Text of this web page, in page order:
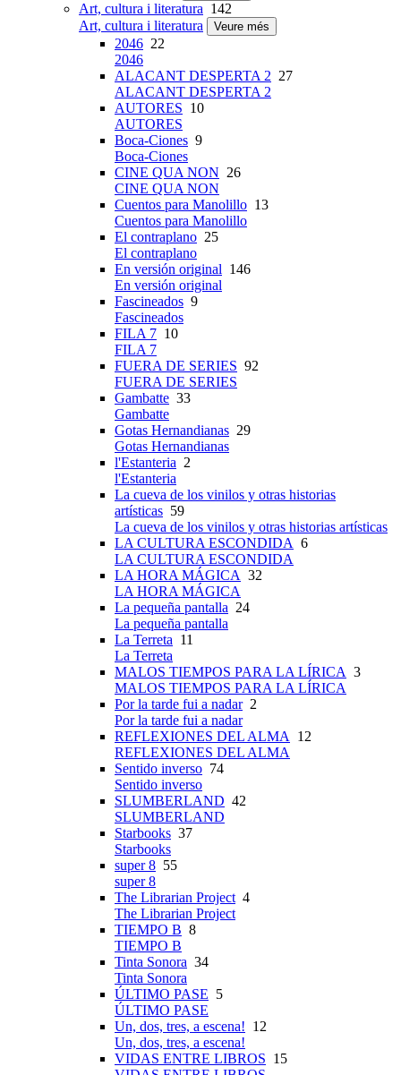
Art, cultura i literatura 142
Art, cultura i literatura
Veure més
2046 22
2046
ALACANT DESPERTA 2 27
ALACANT DESPERTA 2
AUTORES 10
AUTORES
Boca-Ciones 9
Boca-Ciones
CINE QUA NON 26
CINE QUA NON
Cuentos para Manolillo 13
Cuentos para Manolillo
El contraplano 25
El contraplano
En versión original 146
En versión original
Fascineados 9
Fascineados
FILA 7 10
FILA 7
FUERA DE SERIES 92
FUERA DE SERIES
Gambatte 33
Gambatte
Gotas Hernandianas 29
Gotas Hernandianas
l'Estanteria 2
l'Estanteria
La cueva de los vinilos y otras historias
artísticas 59
La cueva de los vinilos y otras historias artísticas
LA CULTURA ESCONDIDA 6
LA CULTURA ESCONDIDA
LA HORA MÁGICA 32
LA HORA MÁGICA
La pequeña pantalla 24
La pequeña pantalla
La Terreta 11
La Terreta
MALOS TIEMPOS PARA LA LÍRICA 3
MALOS TIEMPOS PARA LA LÍRICA
Por la tarde fui a nadar2
Por la tarde fui a nadar
REFLEXIONES DEL ALMA
12
REFLEXIONES DEL ALMA
Sentido inverso 74
Sentido inverso
SLUMBERLAND 42
SLUMBERLAND
Starbooks 37
Starbooks
super 8 55
super 8
The Librarian Project 4
The Librarian Project
TIEMPO B 8
TIEMPO B
Tinta Sonora 34
Tinta Sonora
ÚLTIMO PASE 5
ÚLTIMO PASE
Un, dos, tres, a escena! 12
Un, dos, tres, a escena!
VIDAS ENTRE LIBROS 15